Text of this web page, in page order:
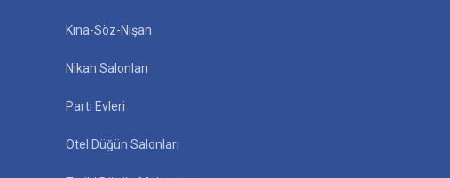
Kına-Söz-Nişan
Nikah Salonları
Parti Evleri
Otel Düğün Salonları